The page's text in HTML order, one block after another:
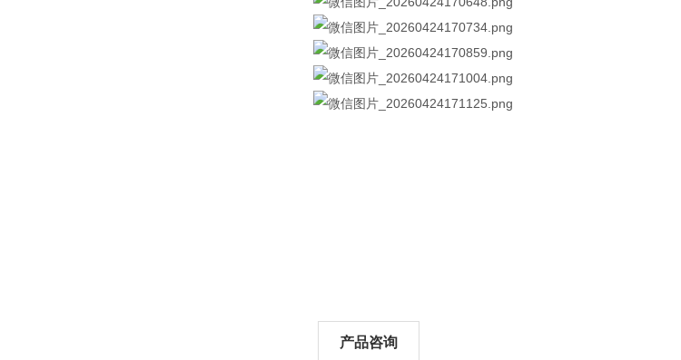
产品咨询